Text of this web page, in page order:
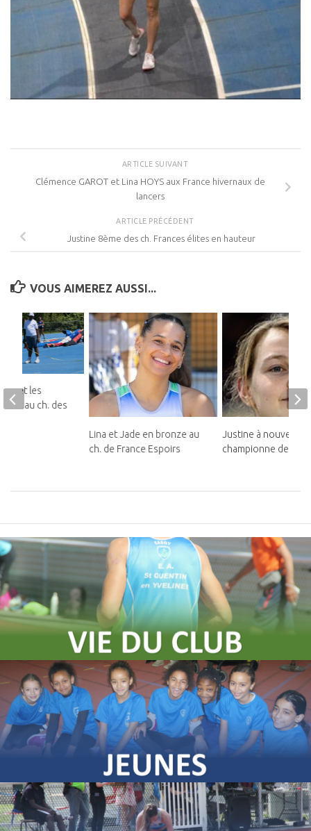
ARTICLE SUIVANT
Clémence GAROT et Lina HOYS aux France hivernaux de
lancers
ARTICLE PRÉCÉDENT
Justine 8ème des ch. Frances élites en hauteur
VOUS AIMEREZ AUSSI...
Lina et Jade en bronze au
ch. de France Espoirs
Justine à nouveau
championne de
et les
au ch. des